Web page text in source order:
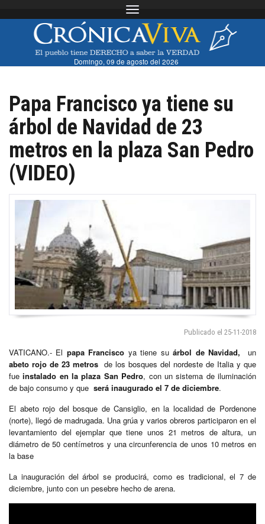
Toggle navigation
Domingo, 09 de agosto del 2026
Papa Francisco ya tiene su
árbol de Navidad de 23
metros en la plaza San Pedro
(VIDEO)
Publicado el 25-11-2018
VATICANO.- El papa Francisco ya tiene suárbol de Navidad, un
abeto rojo de 23 metros de los bosques del nordeste de Italia y que
fueinstalado en la plaza San Pedro, con un sistema de iluminación
de bajo consumo y que será inaugurado el 7 de diciembre.
El abeto rojo del bosque de Cansiglio, en la localidad de Pordenone
(norte), llegó de madrugada. Una grúa y varios obreros participaron en el
levantamiento del ejemplar que tiene unos 21 metros de altura, un
diámetro de 50 centímetros y una circunferencia de unos 10 metros en
la base
La inauguración del árbol se producirá, como es tradicional, el 7 de
diciembre, junto con un pesebre hecho de arena.